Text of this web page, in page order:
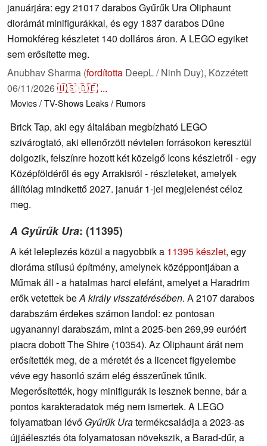
januárjára: egy 21017 darabos Gyűrűk Ura Oliphaunt
diorámát minifigurákkal, és egy 1837 darabos Dűne
Homokféreg készletet 140 dolláros áron. A LEGO egyiket
sem erősítette meg.
Anubhav Sharma (fordította DeepL / Ninh Duy), Közzétett
06/11/2026🇺🇸🇩🇪 ...
Movies / TV-Shows Leaks / Rumors
Brick Tap, aki egy általában megbízható LEGO
szivárogtató, aki ellenőrzött névtelen forrásokon keresztül
dolgozik, felszínre hozott két közelgő Icons készletről - egy
Középföldéről és egy Arrakisról - részleteket, amelyek
állítólag mindkettő 2027. január 1-jei megjelenést céloz
meg.
A Gyűrűk Ura: (11395)
A két leleplezés közül a nagyobbik a 11395 készlet, egy
dioráma stílusú építmény, amelynek középpontjában a
Műmak áll - a hatalmas harci elefánt, amelyet a Haradrim
erők vetettek beA király visszatérésében. A 2107 darabos
darabszám érdekes számon landol: ez pontosan
ugyanannyi darabszám, mint a 2025-ben 269,99 euróért
piacra dobott The Shire (10354). Az Oliphaunt árát nem
erősítették meg, de a méretét és a licencet figyelembe
véve egy hasonló szám elég ésszerűnek tűnik.
Megerősítették, hogy minifigurák is lesznek benne, bár a
pontos karakteradatok még nem ismertek. A LEGO
folyamatban lévő Gyűrűk Uratermékcsaládja a 2023-as
újjáélesztés óta folyamatosan növekszik, a Barad-dűr, a